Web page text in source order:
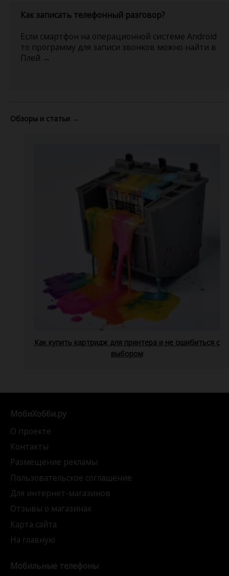
Как записать телефонный разговор?
Если смартфон на операционной системе Android
то программу для записи звонков можно найти в
Плей →
Обзоры и статьи →
Как купить картридж для принтера и не ошибиться с
выбором
МобиХобби.ру
О проекте
Контакты
Размещение рекламы
Пользовательское соглашение
Для интернет-магазинов
Отзывы о магазинах
Карта сайта
На главную
Мобильные телефоны